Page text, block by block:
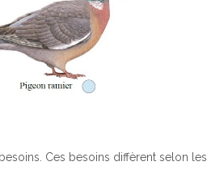
Ces besoins diffèrent selon les